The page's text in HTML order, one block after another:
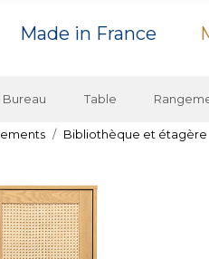
Made in France
Bureau Table
Bibliothèque et étagère